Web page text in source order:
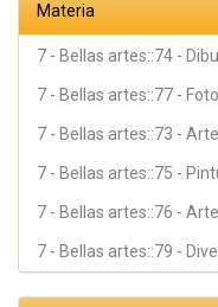
Materia
7 - Bellas artes::74 -
7 - Bellas artes::77 -
7 - Bellas artes::73 -
7 - Bellas artes::75 -
7 - Bellas artes::76 -
7 - Bellas artes::79 -